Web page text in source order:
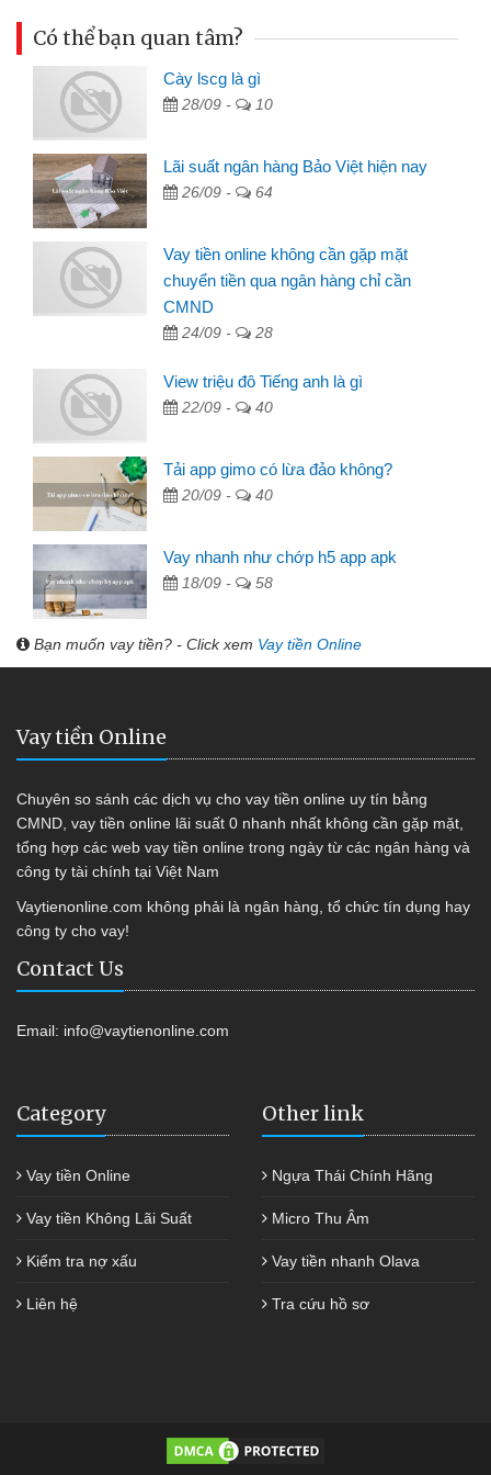
Có thể bạn quan tâm?
Cày lscg là gì
28/09 - 10
Lãi suất ngân hàng Bảo Việt hiện nay
26/09 - 64
Vay tiền online không cần gặp mặt
chuyển tiền qua ngân hàng chỉ cần
CMND
24/09 - 28
View triệu đô Tiếng anh là gì
22/09 - 40
Tải app gimo có lừa đảo không?
20/09 - 40
Vay nhanh như chớp h5 app apk
18/09 - 58
Bạn muốn vay tiền? - Click xem Vay tiền Online
Vay tiền Online
Chuyên so sánh các dịch vụ cho vay tiền online uy tín bằng
CMND, vay tiền online lãi suất 0 nhanh nhất không cần gặp mặt,
tổng hợp các web vay tiền online trong ngày từ các ngân hàng và
công ty tài chính tại Việt Nam
Vaytienonline.com không phải là ngân hàng, tổ chức tín dụng hay
công ty cho vay!
Contact Us
Email: info@vaytienonline.com
Category
Vay tiền Online
Vay tiền Không Lãi Suất
Kiểm tra nợ xấu
Liên hệ
Other link
Ngựa Thái Chính Hãng
Micro Thu Âm
Vay tiền nhanh Olava
Tra cứu hồ sơ